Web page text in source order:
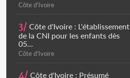
Côte d'Ivoire
3/ Côte d'Ivoire : L'établissement
de la CNI pour les enfants dès
05...
Côte d'Ivoire
4/ Côte d'Ivoire : Présumé